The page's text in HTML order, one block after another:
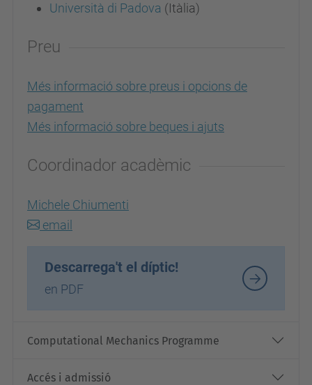
Università di Padova (Itàlia)
Preu
Més informació sobre preus i opcions de
pagament
Més informació sobre beques i ajuts
Coordinador acadèmic
Michele Chiumenti
email
Descarrega't el díptic!
en PDF
Computational Mechanics Programme
Accés i admissió